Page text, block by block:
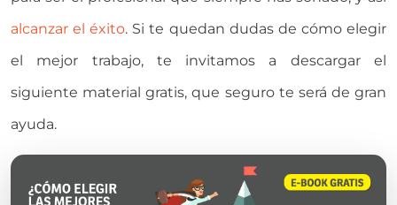
alcanzar el éxito. Si te quedan dudas de cómo elegir
el mejor trabajo, te invitamos a descargar el
siguiente material gratis, que seguro te será de gran
ayuda.